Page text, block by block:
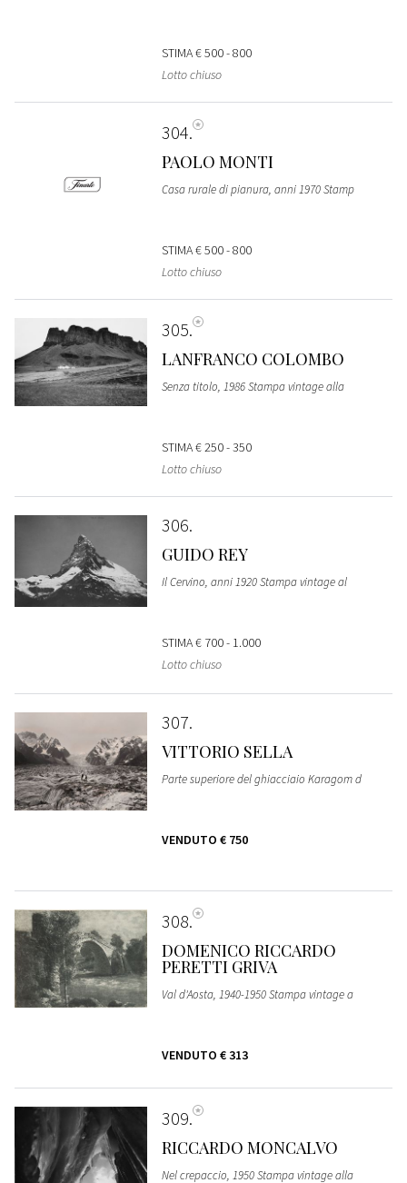
STIMA€ 500 - 800
Lotto chiuso
304
PAOLO MONTI
Casa rurale di pianura, anni 1970 Stamp
STIMA€ 500 - 800
Lotto chiuso
305
LANFRANCO COLOMBO
Senza titolo, 1986 Stampa vintage alla
STIMA€ 250 - 350
Lotto chiuso
306
GUIDO REY
Il Cervino, anni 1920 Stampa vintage al
STIMA€ 700 - 1.000
Lotto chiuso
307
VITTORIO SELLA
Parte superiore del ghiacciaio Karagom d
VENDUTO € 750
308
DOMENICO RICCARDO
PERETTI GRIVA
Val d'Aosta, 1940-1950 Stampa vintage a
VENDUTO € 313
309
RICCARDO MONCALVO
Nel crepaccio, 1950 Stampa vintage alla